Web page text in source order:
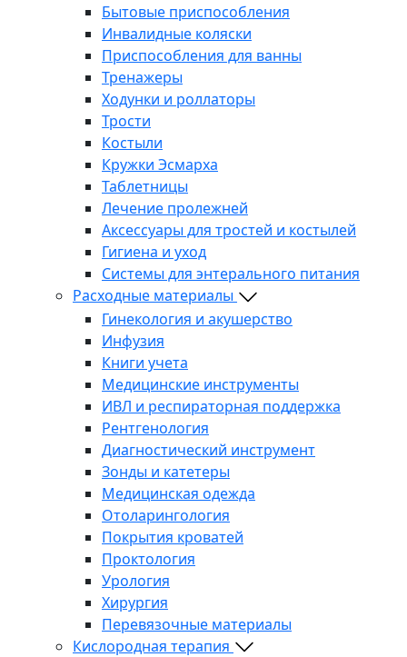
Бытовые приспособления
Инвалидные коляски
Приспособления для ванны
Тренажеры
Ходунки и роллаторы
Трости
Костыли
Кружки Эсмарха
Таблетницы
Лечение пролежней
Аксессуары для тростей и костылей
Гигиена и уход
Системы для энтерального питания
Расходные материалы
Гинекология и акушерство
Инфузия
Книги учета
Медицинские инструменты
ИВЛ и респираторная поддержка
Рентгенология
Диагностический инструмент
Зонды и катетеры
Медицинская одежда
Отоларингология
Покрытия кроватей
Проктология
Урология
Хирургия
Перевязочные материалы
Кислородная терапия